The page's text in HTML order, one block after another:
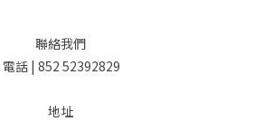
聯絡我們
電話 | 852 52392829
地址